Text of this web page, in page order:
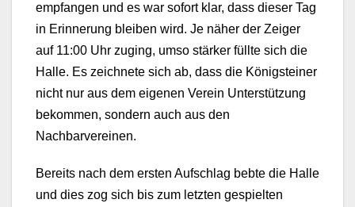
empfangen und es war sofort klar, dass dieser Tag
in Erinnerung bleiben wird. Je näher der Zeiger
auf 11:00 Uhr zuging, umso stärker füllte sich die
Halle. Es zeichnete sich ab, dass die Königsteiner
nicht nur aus dem eigenen Verein Unterstützung
bekommen, sondern auch aus den
Nachbarvereinen.
Bereits nach dem ersten Aufschlag bebte die Halle
und dies zog sich bis zum letzten gespielten